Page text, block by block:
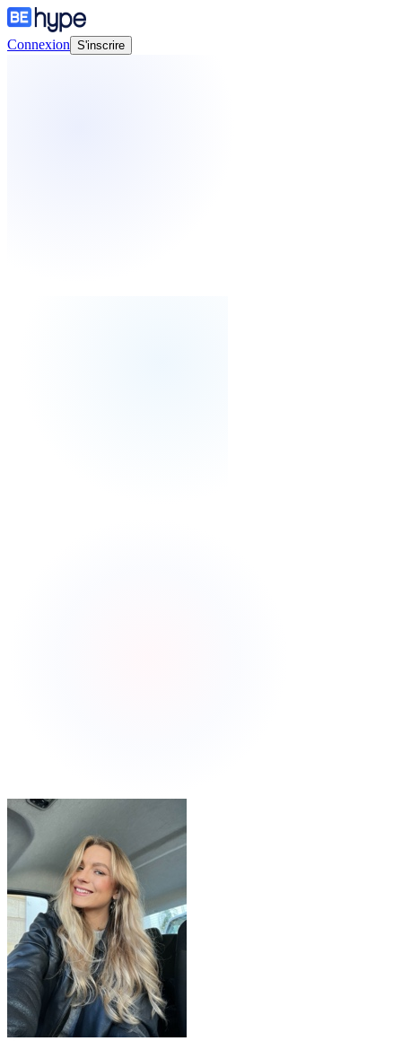
Connexion S'inscrire